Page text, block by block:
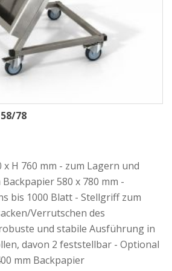
Backpapierformaten
Backstubenwagenbieten unsere
Lösung zur strukturierten, sauberen
Backpapierkartons – direkt im
abgestimmt auf professionelle Backbetriebe.
78
x H 760 mm - zum Lagern und
580 x 780 mm -
bis 1000 Blatt - Stellgriff zum
Verrutschen des
und stabile Ausführung in
davon 2 feststellbar - Optional
mm Backpapier